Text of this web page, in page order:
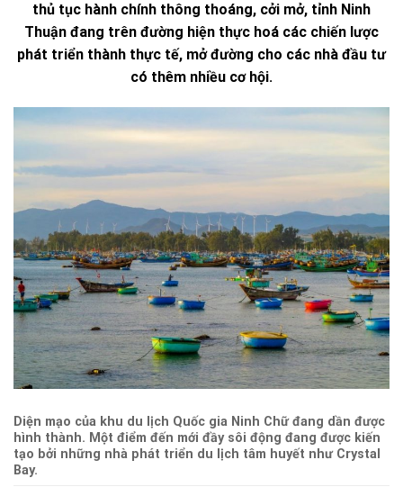
thủ tục hành chính thông thoáng, cởi mở, tỉnh Ninh
Thuận đang trên đường hiện thực hoá các chiến lược
phát triển thành thực tế, mở đường cho các nhà đầu tư
có thêm nhiều cơ hội.
Diện mạo của khu du lịch Quốc gia Ninh Chữ đang dần được
hình thành. Một điểm đến mới đầy sôi động đang được kiến
tạo bởi những nhà phát triển du lịch tâm huyết như Crystal
Bay.